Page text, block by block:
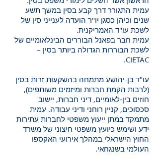
עמית התגורר דרך קבע בסין במשך תשע
שנים וכיהן כסגן יו"ר הועדה לענייני סין של
לשכת עו"ד האמריקנית.
עמית חבר בפאנל הבוררים הבינלאומיים של
לשכת הבוררות הגדולה ביותר בסין –
CIETAC.
עו"ד בן-יהושע מתמחה בהשקעות זרות בסין
(לרבות הקמת חברות ומיזמים משותפים),
חוזים בין-לאומיים, דיני חברות, יישוב
סכסוכים, קניין רוחני ודיני עבודה. עמית
מתמקד במתן ייעוץ משפטי לחברות עתירות
ידע ושימש כיועץ משפטי חיצוני של משרד
החוץ הישראלי במהלך אירועי האקספו
העולמי בשנגחאי.